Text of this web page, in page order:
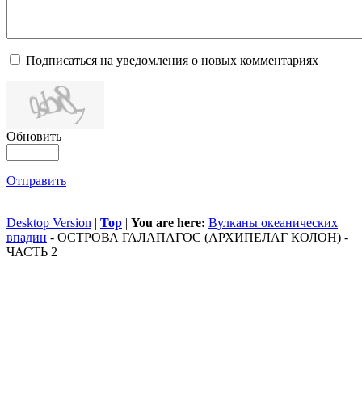
Подписаться на уведомления о новых комментариях
Обновить
Отправить
Desktop Version | Top | You are here: Вулканы океанических
впадин - ОСТРОВА ГАЛАПАГОС (АРХИПЕЛАГ КОЛОН) -
ЧАСТЬ 2